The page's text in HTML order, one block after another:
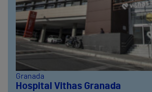
Granada
Hospital Vithas Granada